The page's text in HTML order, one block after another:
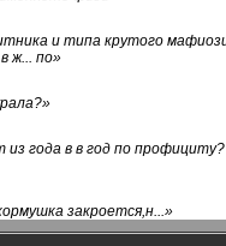
и типа крутого
ж... по»
»
года в в год по
закроется,н...»